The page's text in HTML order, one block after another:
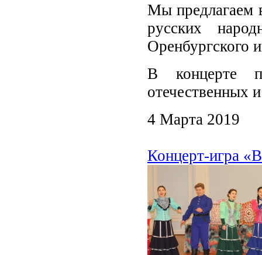
Мы предлагаем
русских
Оренбургского
В концерте
отечественных
4 Марта 2019
Концерт-игра